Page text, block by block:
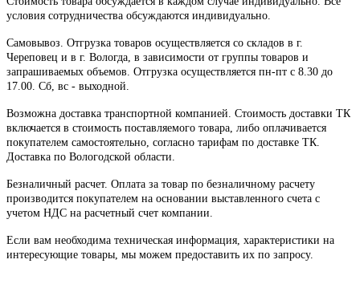
условия сотрудничества обсуждаются индивидуально.
Самовывоз. Отгрузка товаров осуществляется со складов в г.
Череповец и в г. Вологда, в зависимости от группы товаров и
запрашиваемых объемов. Отгрузка осуществляется пн-пт с 8.30 до
17.00. Сб, вс - выходной.
Возможна доставка транспортной компанией. Стоимость доставки ТК
включается в стоимость поставляемого товара, либо оплачивается
покупателем самостоятельно, согласно тарифам по доставке ТК.
Доставка по Вологодской области.
Безналичный расчет. Оплата за товар по безналичному расчету
производится покупателем на основании выставленного счета с
учетом НДС на расчетный счет компании.
Если вам необходима техническая информация, характеристики на
интересующие товары, мы можем предоставить их по запросу.